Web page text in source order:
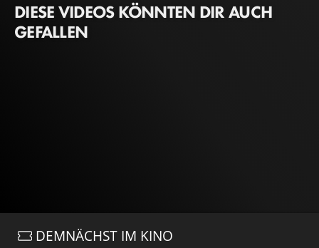
DIESE VIDEOS KÖNNTEN DIR AUCH
GEFALLEN
DEMNÄCHST IM KINO